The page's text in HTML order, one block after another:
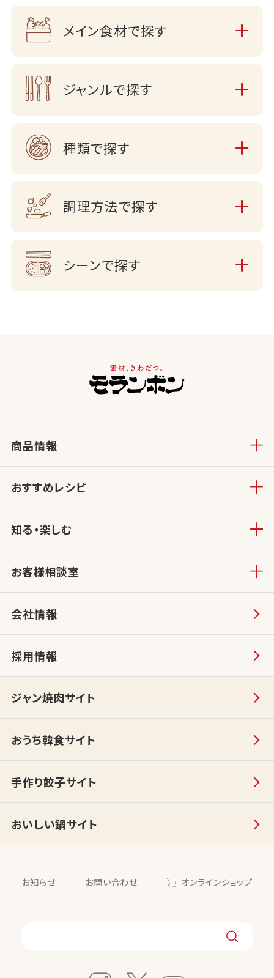
メイン食材で探す
ジャンルで探す
種類で探す
調理方法で探す
シーンで探す
商品情報
おすすめレシピ
知る・楽しむ
お客様相談室
会社情報
採用情報
ジャン焼肉サイト
おうち韓食サイト
手作り餃子サイト
おいしい鍋サイト
お知らせ お問い合わせ オンラインショップ